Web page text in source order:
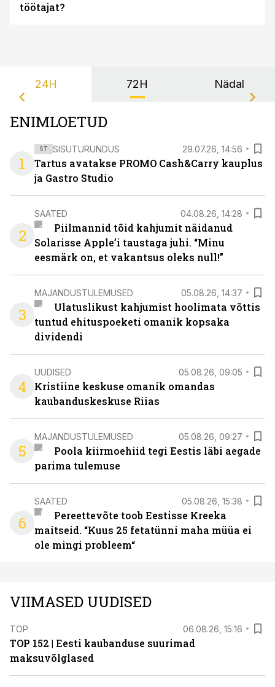
töötajat?
24H 72H Nädal
ENIMLOETUD
1
ST SISUTURUNDUS 29.07.26, 14:56
Tartus avatakse PROMO Cash&Carry kauplus
ja Gastro Studio
2
SAATED 04.08.26, 14:28
Piilmannid tõid kahjumit näidanud
Solarisse Apple’i taustaga juhi. “Minu
eesmärk on, et vakantsus oleks null!”
3
MAJANDUSTULEMUSED 05.08.26, 14:37
Ulatuslikust kahjumist hoolimata võttis
tuntud ehituspoeketi omanik kopsaka
dividendi
4
UUDISED 05.08.26, 09:05
Kristiine keskuse omanik omandas
kaubanduskeskuse Riias
5
MAJANDUSTULEMUSED 05.08.26, 09:27
Poola kiirmoehiid tegi Eestis läbi aegade
parima tulemuse
6
SAATED 05.08.26, 15:38
Pereettevõte toob Eestisse Kreeka
maitseid. “Kuus 25 fetatünni maha müüa ei
ole mingi probleem“
VIIMASED UUDISED
TOP 06.08.26, 15:16
TOP 152 | Eesti kaubanduse suurimad
maksuvõlglased